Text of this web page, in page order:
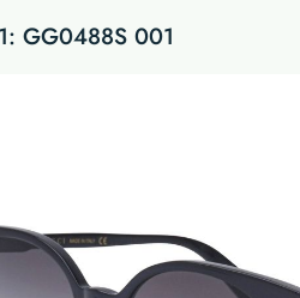
GG0488S 001